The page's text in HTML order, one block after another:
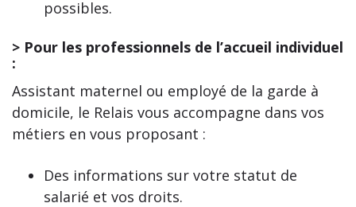
possibles.
> Pour les professionnels de l’accueil individuel
:
Assistant maternel ou employé de la garde à
domicile, le Relais vous accompagne dans vos
métiers en vous proposant :
Des informations sur votre statut de
salarié et vos droits.